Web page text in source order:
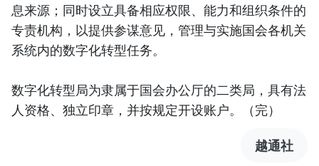
息来源；同时设立具备相应权限、能力和组织条件的
专责机构，以提供参谋意见，管理与实施国会各机关
系统内的数字化转型任务。
数字化转型局为隶属于国会办公厅的二类局，具有法
人资格、独立印章，并按规定开设账户。（完）
越通社